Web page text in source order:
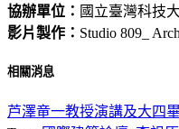
協辦單位： 國立臺灣科技
影片製作： Studio 809_
相關消息
芦澤竜一教授演講及大四